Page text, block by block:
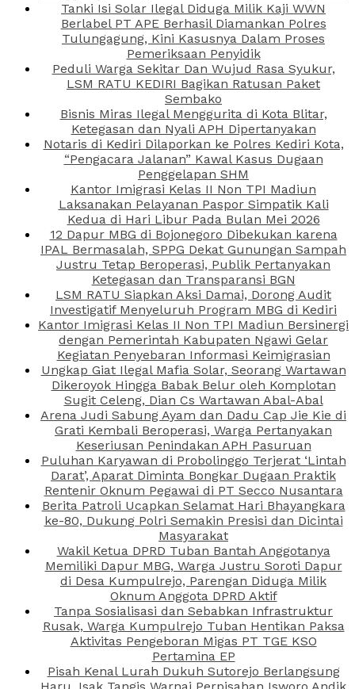
Tanki Isi Solar Ilegal Diduga Milik Kaji WWN
Berlabel PT APE Berhasil Diamankan Polres
Tulungagung, Kini Kasusnya Dalam Proses
Pemeriksaan Penyidik
Peduli Warga Sekitar Dan Wujud Rasa Syukur,
LSM RATU KEDIRI Bagikan Ratusan Paket
Sembako
Bisnis Miras Ilegal Menggurita di Kota Blitar,
Ketegasan dan Nyali APH Dipertanyakan
Notaris di Kediri Dilaporkan ke Polres Kediri Kota,
“Pengacara Jalanan” Kawal Kasus Dugaan
Penggelapan SHM
Kantor Imigrasi Kelas II Non TPI Madiun
Laksanakan Pelayanan Paspor Simpatik Kali
Kedua di Hari Libur Pada Bulan Mei 2026
12 Dapur MBG di Bojonegoro Dibekukan karena
IPAL Bermasalah, SPPG Dekat Gunungan Sampah
Justru Tetap Beroperasi, Publik Pertanyakan
Ketegasan dan Transparansi BGN
LSM RATU Siapkan Aksi Damai, Dorong Audit
Investigatif Menyeluruh Program MBG di Kediri
Kantor Imigrasi Kelas II Non TPI Madiun Bersinergi
dengan Pemerintah Kabupaten Ngawi Gelar
Kegiatan Penyebaran Informasi Keimigrasian
Ungkap Giat Ilegal Mafia Solar, Seorang Wartawan
Dikeroyok Hingga Babak Belur oleh Komplotan
Sugit Celeng, Dian Cs Wartawan Abal-Abal
Arena Judi Sabung Ayam dan Dadu Cap Jie Kie di
Grati Kembali Beroperasi, Warga Pertanyakan
Keseriusan Penindakan APH Pasuruan
Puluhan Karyawan di Probolinggo Terjerat ‘Lintah
Darat’, Aparat Diminta Bongkar Dugaan Praktik
Rentenir Oknum Pegawai di PT Secco Nusantara
Berita Patroli Ucapkan Selamat Hari Bhayangkara
ke-80, Dukung Polri Semakin Presisi dan Dicintai
Masyarakat
Wakil Ketua DPRD Tuban Bantah Anggotanya
Memiliki Dapur MBG, Warga Justru Soroti Dapur
di Desa Kumpulrejo, Parengan Diduga Milik
Oknum Anggota DPRD Aktif
Tanpa Sosialisasi dan Sebabkan Infrastruktur
Rusak, Warga Kumpulrejo Tuban Hentikan Paksa
Aktivitas Pengeboran Migas PT TGE KSO
Pertamina EP
Pisah Kenal Lurah Dukuh Sutorejo Berlangsung